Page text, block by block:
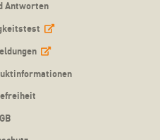
Antworten